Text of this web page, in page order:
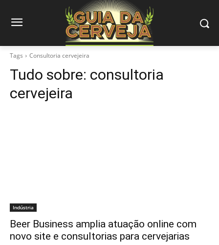
Tags Consultoria cervejeira
Tudo sobre: consultoria
cervejeira
Indústria
Beer Business amplia atuação online com
novo site e consultorias para cervejarias